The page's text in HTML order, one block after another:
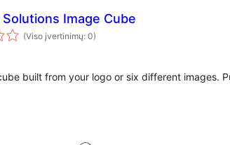
Image Cube
(Viso įvertinimų: 0)
built from your logo or six different images.